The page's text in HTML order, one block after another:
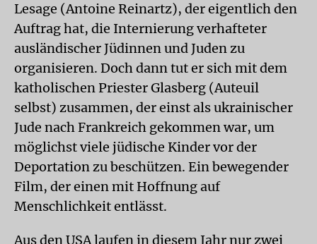
Lesage (Antoine Reinartz), der eigentlich den
Auftrag hat, die Internierung verhafteter
ausländischer Jüdinnen und Juden zu
organisieren. Doch dann tut er sich mit dem
katholischen Priester Glasberg (Auteuil
selbst) zusammen, der einst als ukrainischer
Jude nach Frankreich gekommen war, um
möglichst viele jüdische Kinder vor der
Deportation zu beschützen. Ein bewegender
Film, der einen mit Hoffnung auf
Menschlichkeit entlässt.
Aus den USA laufen in diesem Jahr nur zwei